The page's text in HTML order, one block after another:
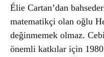
Élie Cartan’dan
matematikçi olan oğlu
değinmemek olmaz.
önemli katkılar için